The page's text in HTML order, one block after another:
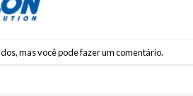
mas você podefazer um comentário.